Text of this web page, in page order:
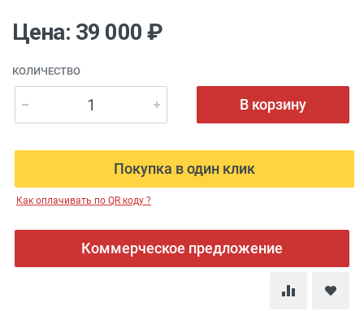
Цена: 39 000 ₽
КОЛИЧЕСТВО
В корзину
Покупка в один клик
Как оплачивать по QR коду ?
Коммерческое предложение